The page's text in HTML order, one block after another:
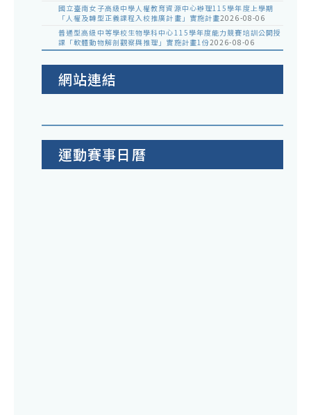
國立臺南女子高級中學人權教育資源中心辦理115學年度上學期
「人權及轉型正義課程入校推廣計畫」實施計畫2026-08-06
普通型高級中等學校生物學科中心115學年度能力競賽培訓公開授
課「軟體動物解剖觀察與推理」實施計畫1份2026-08-06
網站連結
運動賽事日曆